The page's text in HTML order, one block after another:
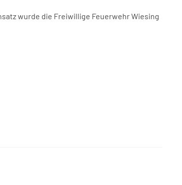
wurde die Freiwillige Feuerwehr Wiesing